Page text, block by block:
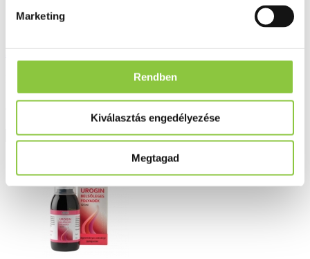
Marketing
Rendben
Kiválasztás engedélyezése
Megtagad
352 Ft
Részletek